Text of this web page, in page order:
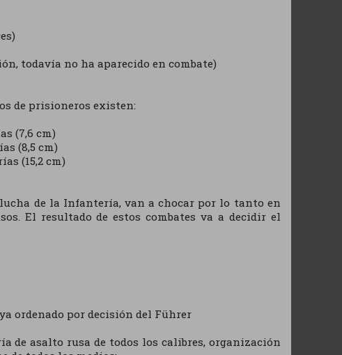
todavía no ha aparecido en combate)
de prisioneros existen:
(7,6 cm)
(8,5 cm)
(15,2 cm)
de la Infantería, van a chocar por lo tanto en
El resultado de estos combates va a decidir el
ordenado por decisión del Führer
de asalto rusa de todos los calibres, organización